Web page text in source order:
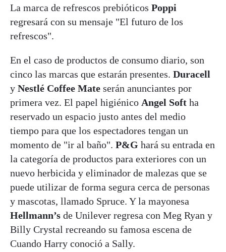
La marca de refrescos prebióticos Poppi
regresará con su mensaje "El futuro de los
refrescos".
En el caso de productos de consumo diario, son
cinco las marcas que estarán presentes. Duracell
y Nestlé Coffee Mate serán anunciantes por
primera vez. El papel higiénico Angel Soft ha
reservado un espacio justo antes del medio
tiempo para que los espectadores tengan un
momento de "ir al baño". P&G hará su entrada en
la categoría de productos para exteriores con un
nuevo herbicida y eliminador de malezas que se
puede utilizar de forma segura cerca de personas
y mascotas, llamado Spruce. Y la mayonesa
Hellmann’s de Unilever regresa con Meg Ryan y
Billy Crystal recreando su famosa escena de
Cuando Harry conoció a Sally.